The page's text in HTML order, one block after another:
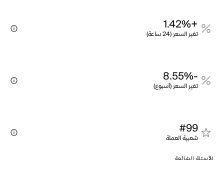
+1.42%
تغير السعر (24 ساعة)
-8.55%
تغير السعر (أسبوع)
#99
شعبية العملة
الأسئلة الشائعة